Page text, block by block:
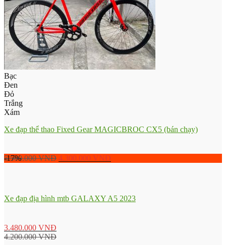
Bạc
Đen
Đỏ
Trắng
Xám
Xe đạp thể thao Fixed Gear MAGICBROC CX5 (bán chạy)
5.500.000VNĐ 4.300.000 VNĐ
-17%
Xe đạp địa hình mtb GALAXY A5 2023
3.480.000 VNĐ
4.200.000VNĐ